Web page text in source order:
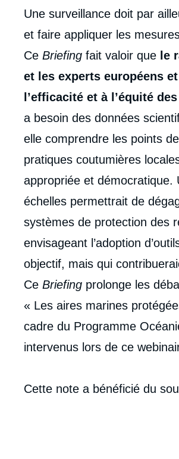
Une surveillance doit par
et faire appliquer les
Ce Briefing fait valoir que le
et les experts européens
l’efficacité et à l’équité
a besoin des données
elle comprendre les points
pratiques coutumières
appropriée et démocratique.
échelles permettrait de
systèmes de protection des
envisageant l’adoption
objectif, mais qui
Ce Briefing prolonge les
« Les aires marines
cadre du Programme
intervenus lors de ce
Cette note a bénéficié du